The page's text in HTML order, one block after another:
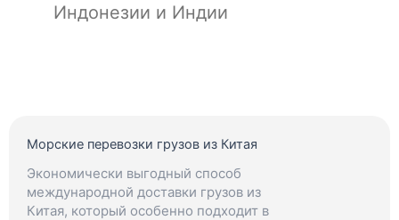
Индонезии и Индии
Морские перевозки грузов из Китая
Экономически выгодный способ
международной доставки грузов из
Китая, который особенно подходит в